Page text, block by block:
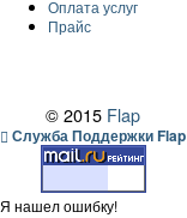
Оплата услуг
Прайс
© 2015 Flap
Служба Поддержки Flap
Я нашел ошибку!